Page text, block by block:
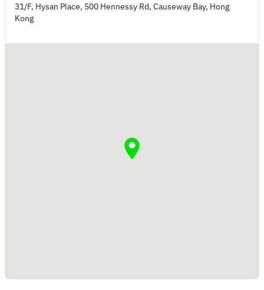
31/F, Hysan Place, 500 Hennessy Rd, Causeway Bay, Hong
Kong